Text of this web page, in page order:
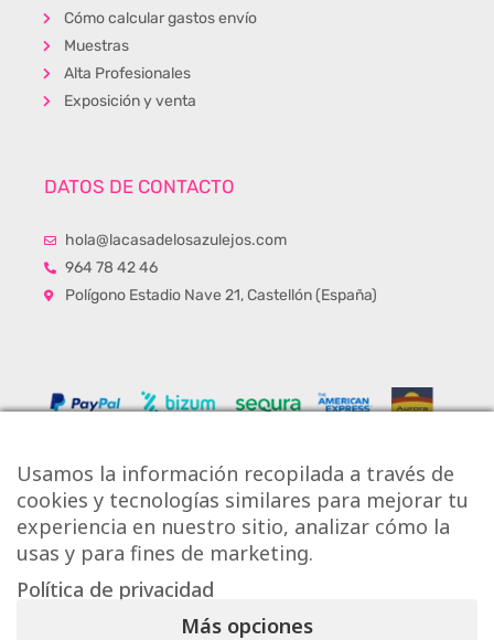
Cómo calcular gastos envío
Muestras
Alta Profesionales
Exposición y venta
DATOS DE CONTACTO
hola@lacasadelosazulejos.com
964 78 42 46
Polígono Estadio Nave 21, Castellón (España)
Copyright © Onlytiles S.L.
Usamos la información recopilada a través de
cookies y tecnologías similares para mejorar tu
experiencia en nuestro sitio, analizar cómo la
usas y para fines de marketing.
Política de privacidad
Más opciones